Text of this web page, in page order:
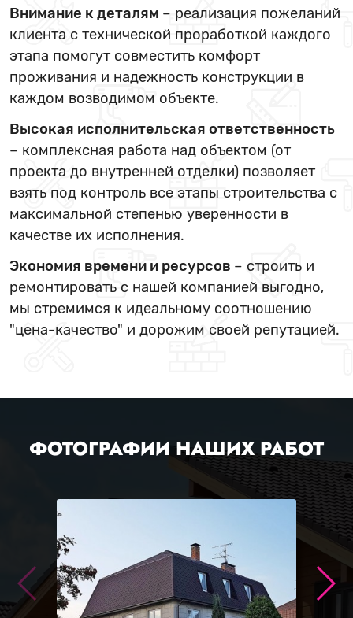
Внимание к деталям – реализация пожеланий
клиента с технической проработкой каждого
этапа помогут совместить комфорт
проживания и надежность конструкции в
каждом возводимом объекте.
Высокая исполнительская ответственность
– комплексная работа над объектом (от
проекта до внутренней отделки) позволяет
взять под контроль все этапы строительства с
максимальной степенью уверенности в
качестве их исполнения.
Экономия времени и ресурсов – строить и
ремонтировать с нашей компанией выгодно,
мы стремимся к идеальному соотношению
"цена-качество" и дорожим своей репутацией.
ФОТОГРАФИИ НАШИХ РАБОТ